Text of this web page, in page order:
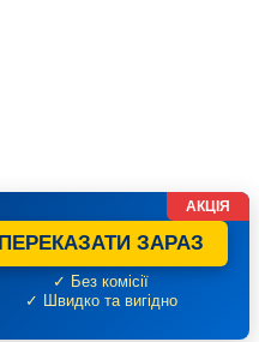
ПЕРЕКАЗАТИ ЗАРАЗ
✓ Без комісії
✓ Швидко та вигідно
АКЦІЯ